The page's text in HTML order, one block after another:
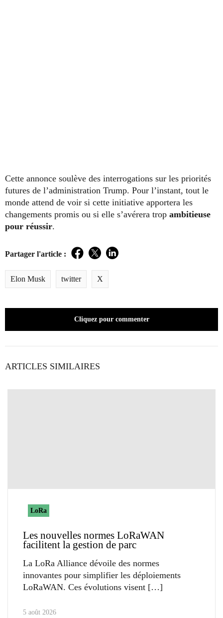
Cette annonce soulève des interrogations sur les priorités
futures de l’administration Trump. Pour l’instant, tout le
monde attend de voir si cette initiative apportera les
changements promis ou si elle s’avérera trop ambitieuse
pour réussir.
Partager l'article : Facebook
TwitterLinkedIn
Elon Musk twitter X
Cliquez pour commenter
ARTICLES SIMILAIRES
LoRa
Les nouvelles normes LoRaWAN
facilitent la gestion de parc
La LoRa Alliance dévoile des normes
innovantes pour simplifier les déploiements
LoRaWAN. Ces évolutions visent
5 août 2026